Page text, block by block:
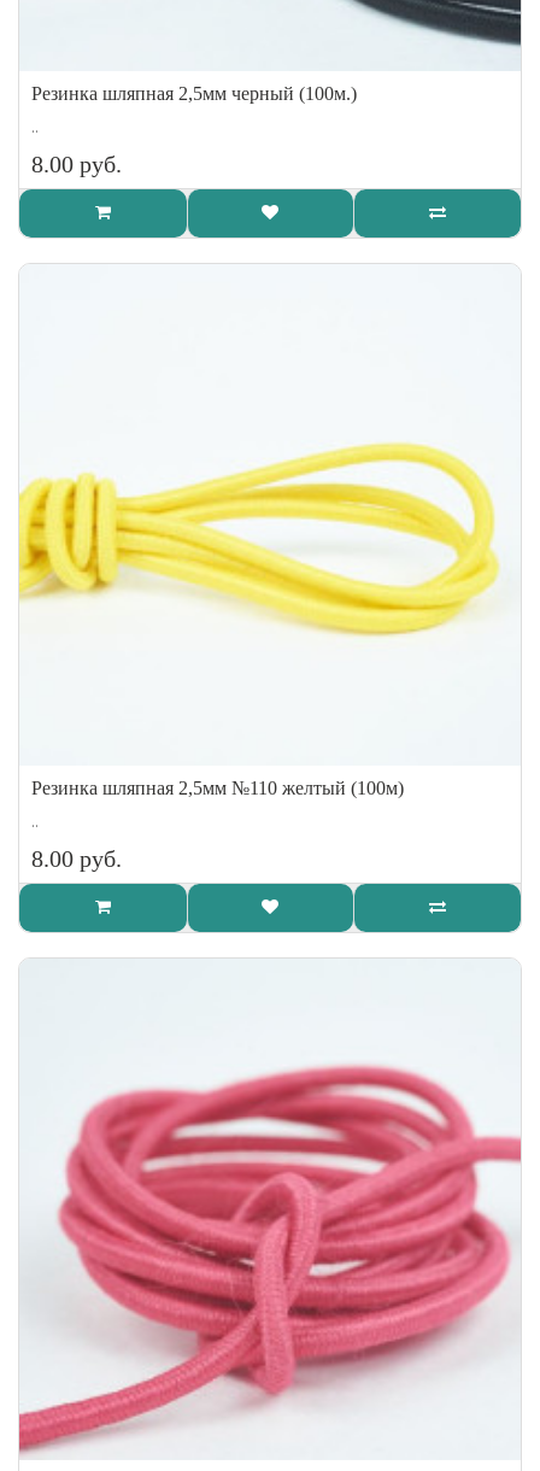
Резинка шляпная 2,5мм черный (100м.)
..
8.00 руб.
Резинка шляпная 2,5мм №110 желтый (100м)
..
8.00 руб.